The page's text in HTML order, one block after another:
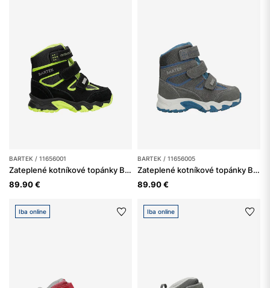
BARTEK / 11656001
Zateplené kotníkové topánky BARTEK 11656001, čierno-zelené
89.90 €
BARTEK / 11656005
Zateplené kotníkové topánky BARTEK 11656005, sivé
89.90 €
Iba online Iba online